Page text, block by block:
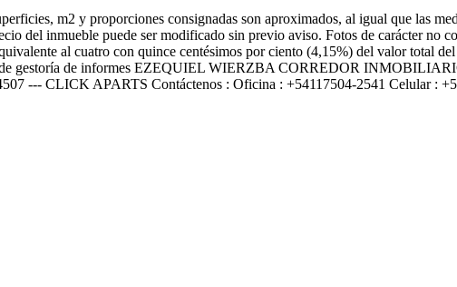
m2 y proporciones consignadas son aproximados, al igual que las
del inmueble puede ser modificado sin previo aviso. Fotos de carácter no
al cuatro con quince centésimos por ciento (4,15%) del valor total
de gestoría de informes EZEQUIEL WIERZBA CORREDOR
--- CLICK APARTS Contáctenos : Oficina : +54117504-2541 Celular :